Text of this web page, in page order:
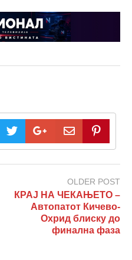
OLDER POST
КРАЈ НА ЧЕКАЊЕТО –
Автопатот Кичево-
Охрид блиску до
финална фаза